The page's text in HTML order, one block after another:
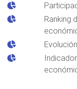
Ranking